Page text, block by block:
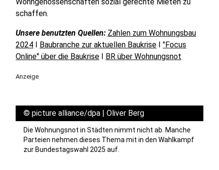
schaffen.
Unsere benutzten Quellen: Zahlen zum Wohnungsbau
2024 I Baubranche zur aktuellen Baukrise I "Focus
Online" über die Baukrise I BR über Wohnungsnot
Anzeige
© picture alliance/dpa | Oliver Berg
Die Wohnungsnot in Städten nimmt nicht ab. Manche
Parteien nehmen dieses Thema mit in den Wahlkampf
zur Bundestagswahl 2025 auf.